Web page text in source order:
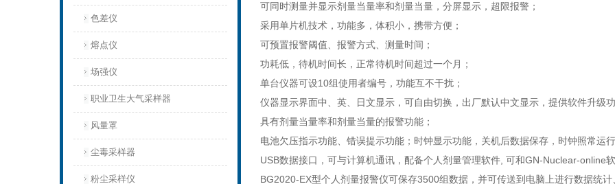
色差仪
熔点仪
场强仪
职业卫生大气采样器
风量罩
尘毒采样器
粉尘采样仪
可同时测量并显示剂量当量率和剂量当量，分屏显示，超限报警；
采用单片机技术，功能多，体积小，携带方便；
可预置报警阈值、报警方式、测量时间；
功耗低，待机时间长，正常待机时间超过一个月；
单台仪器可设10组使用者编号，功能互不干扰；
仪器显示界面中、英、日文显示，可自由切换，出厂默认中文显示，提供软件升级
具有剂量当量率和剂量当量的报警功能；
电池欠压指示功能、错误提示功能；时钟显示功能，关机后数据保存，时钟照常运
USB数据接口，可与计算机通讯，配备个人剂量管理软件, 可和GN-Nuclear-online
BG2020-EX型个人剂量报警仪可保存3500组数据，并可传送到电脑上进行数据统计